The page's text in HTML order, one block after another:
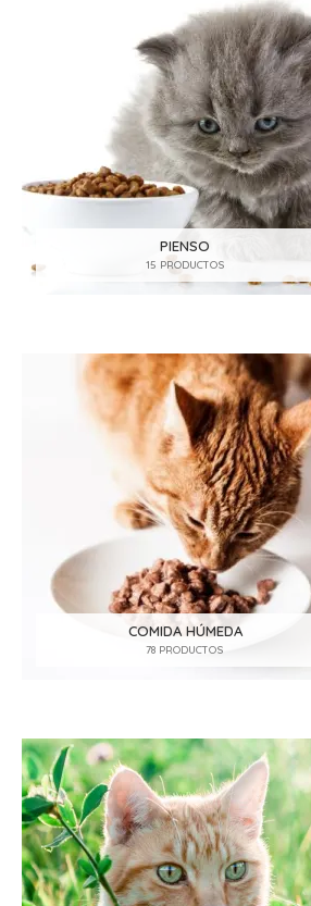
PIENSO
15 PRODUCTOS
COMIDA HÚMEDA
78 PRODUCTOS